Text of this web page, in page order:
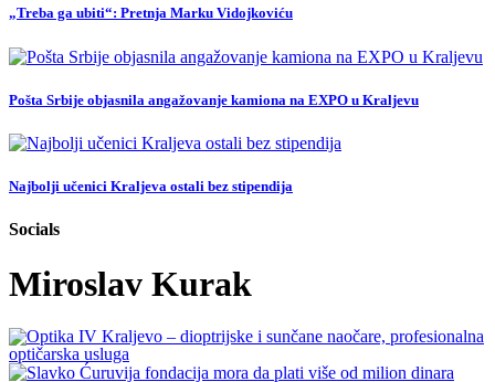
„Treba ga ubiti“: Pretnja Marku Vidojkoviću
Pošta Srbije objasnila angažovanje kamiona na EXPO u Kraljevu
Najbolji učenici Kraljeva ostali bez stipendija
Socials
Miroslav Kurak